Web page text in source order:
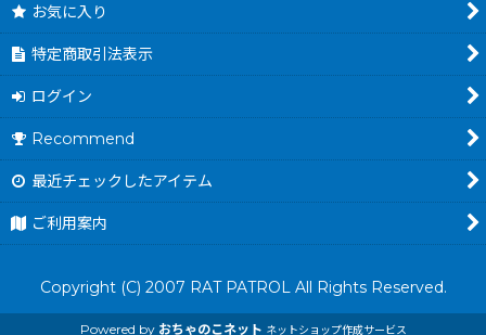
お気に入り
特定商取引法表示
ログイン
Recommend
最近チェックしたアイテム
ご利用案内
Copyright (C) 2007 RAT PATROL All Rights Reserved.
Powered by おちゃのこネット ネットショップ作成サービス